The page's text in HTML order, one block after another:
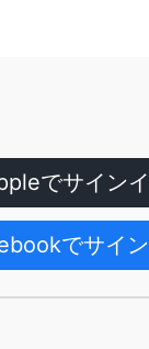
でサイン
でサイ